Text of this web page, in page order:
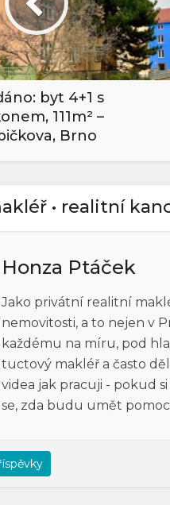
byt 4+1 s
111m² –
Brno
• realitní
Honza Ptáček
Jako privátní realitní
nemovitosti, a to nejen v
každému na míru, pod
tuctový makléř a často
videa jak pracuji - pokud
se, zda budu umět